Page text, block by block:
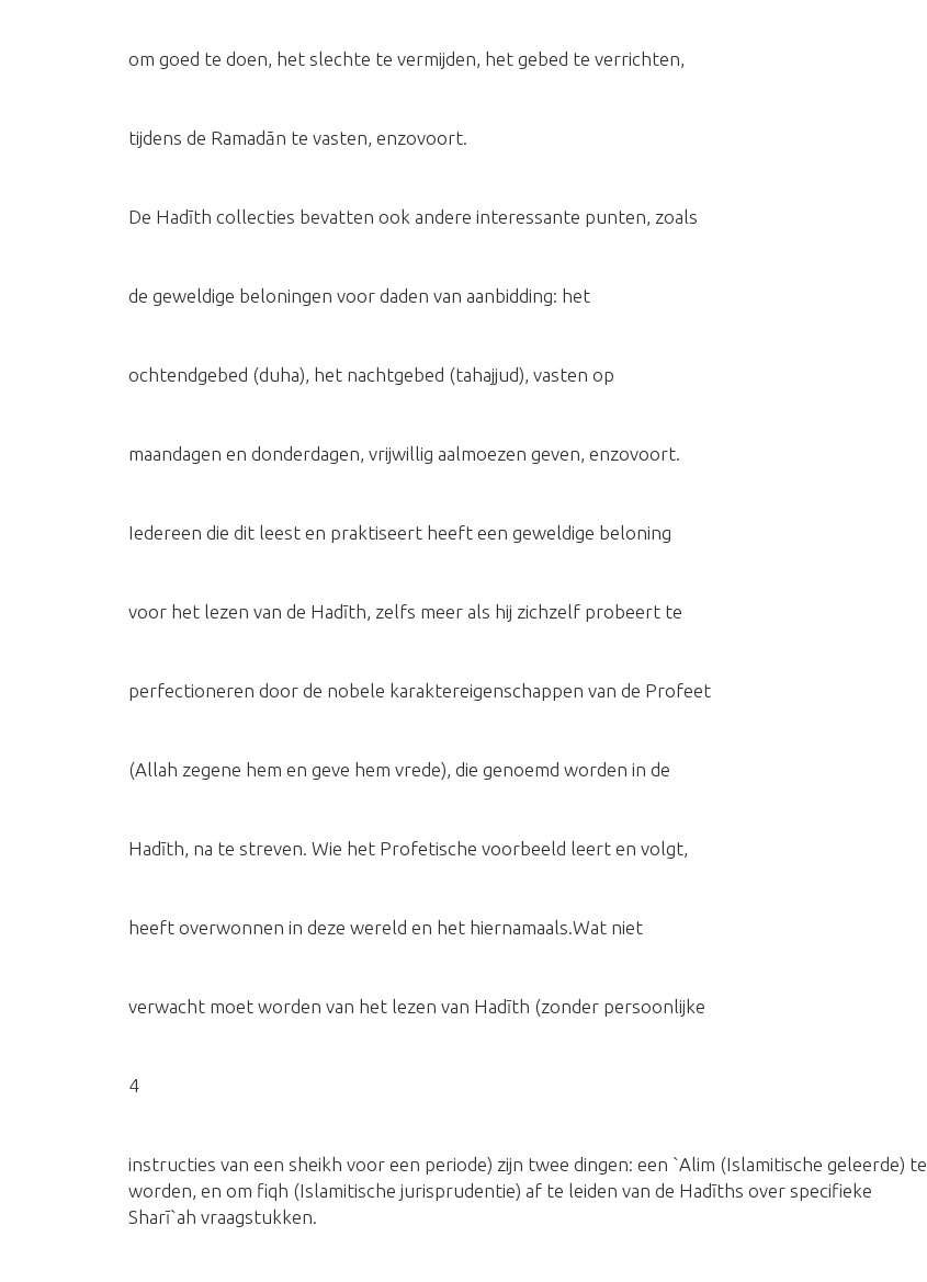
om goed te doen, het slechte te vermijden, het gebed te verrichten,
tijdens de Ramadān te vasten, enzovoort.
De Hadīth collecties bevatten ook andere interessante punten, zoals
de geweldige beloningen voor daden van aanbidding: het
ochtendgebed (duha), het nachtgebed (tahajjud), vasten op
maandagen en donderdagen, vrijwillig aalmoezen geven, enzovoort.
Iedereen die dit leest en praktiseert heeft een geweldige beloning
voor het lezen van de Hadīth, zelfs meer als hij zichzelf probeert te
perfectioneren door de nobele karaktereigenschappen van de Profeet
(Allah zegene hem en geve hem vrede), die genoemd worden in de
Hadīth, na te streven. Wie het Profetische voorbeeld leert en volgt,
heeft overwonnen in deze wereld en het hiernamaals.Wat niet
verwacht moet worden van het lezen van Hadīth (zonder persoonlijke
4
instructies van een sheikh voor een periode) zijn twee dingen: een `Alim (Islamitische geleerde) te
worden, en om fiqh (Islamitische jurisprudentie) af te leiden van de Hadīths over specifieke
Sharī`ah vraagstukken.